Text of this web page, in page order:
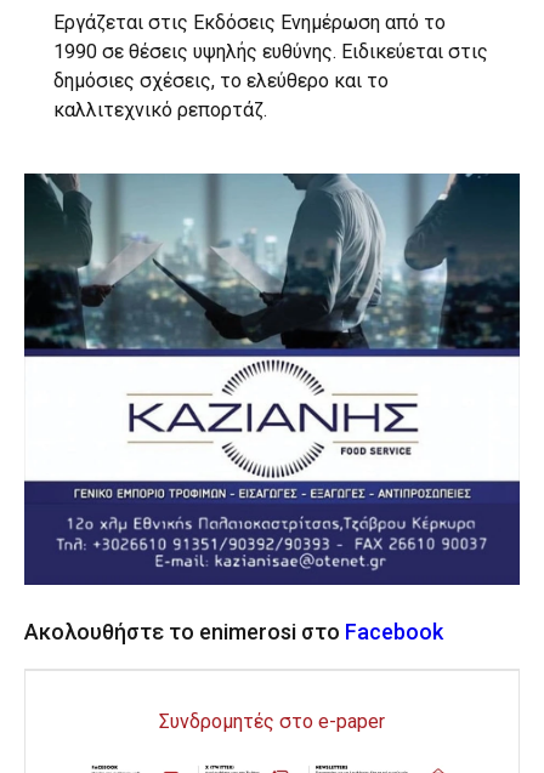
Εργάζεται στις Εκδόσεις Ενημέρωση από το
1990 σε θέσεις υψηλής ευθύνης. Ειδικεύεται στις
δημόσιες σχέσεις, το ελεύθερο και το
καλλιτεχνικό ρεπορτάζ.
Ακολουθήστε το enimerosi στο Facebook
Συνδρομητές στο e-paper